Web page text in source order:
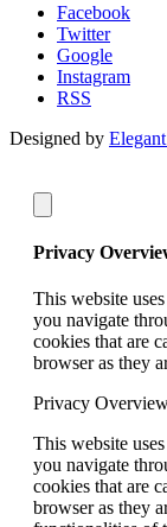
Facebook
Twitter
Google
Instagram
RSS
Designed by
Privacy
This website
you navigate
cookies that are
browser as they
Privacy
This website
you navigate
cookies that are
browser as they